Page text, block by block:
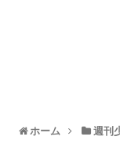
ホーム 週刊